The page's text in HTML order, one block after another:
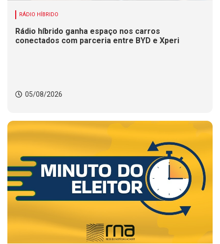
RÁDIO HÍBRIDO
Rádio híbrido ganha espaço nos carros
conectados com parceria entre BYD e Xperi
05/08/2026